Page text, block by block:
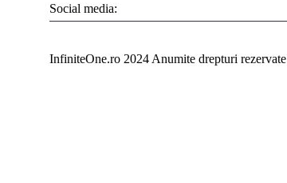
Social media:
InfiniteOne.ro 2024 Anumite drepturi rezervate